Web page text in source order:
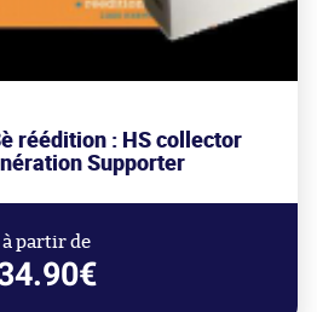
réédition : HS collector
Supporter
à partir de